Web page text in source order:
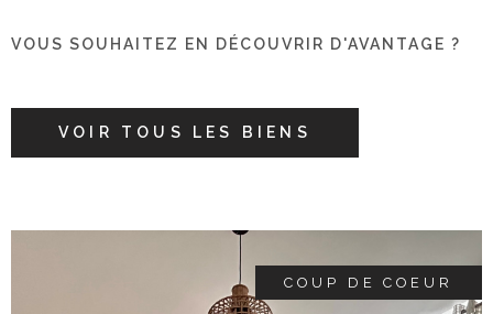
VOUS SOUHAITEZ EN DÉCOUVRIR D'AVANTAGE ?
VOIR TOUS LES BIENS
COUP DE COEUR